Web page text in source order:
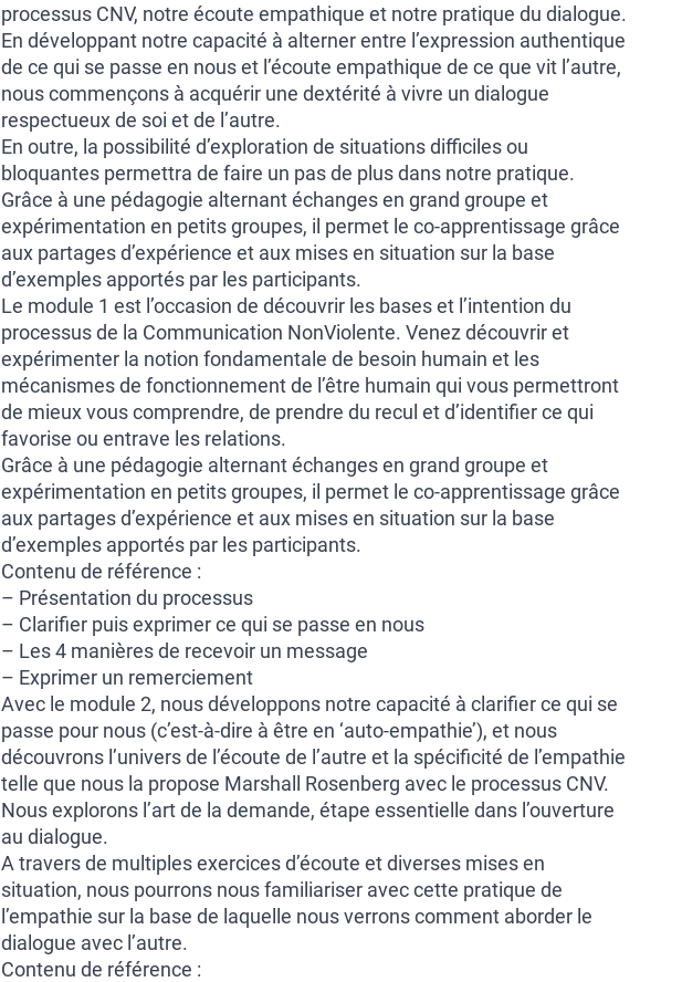
processus CNV, notre écoute empathique et notre pratique du dialogue.
En développant notre capacité à alterner entre l’expression authentique
de ce qui se passe en nous et l’écoute empathique de ce que vit l’autre,
nous commençons à acquérir une dextérité à vivre un dialogue
respectueux de soi et de l’autre.
En outre, la possibilité d’exploration de situations difficiles ou
bloquantes permettra de faire un pas de plus dans notre pratique.
Grâce à une pédagogie alternant échanges en grand groupe et
expérimentation en petits groupes, il permet le co-apprentissage grâce
aux partages d’expérience et aux mises en situation sur la base
d’exemples apportés par les participants.
Le module 1 est l’occasion de découvrir les bases et l’intention du
processus de la Communication NonViolente. Venez découvrir et
expérimenter la notion fondamentale de besoin humain et les
mécanismes de fonctionnement de l’être humain qui vous permettront
de mieux vous comprendre, de prendre du recul et d’identifier ce qui
favorise ou entrave les relations.
Grâce à une pédagogie alternant échanges en grand groupe et
expérimentation en petits groupes, il permet le co-apprentissage grâce
aux partages d’expérience et aux mises en situation sur la base
d’exemples apportés par les participants.
Contenu de référence :
– Présentation du processus
– Clarifier puis exprimer ce qui se passe en nous
– Les 4 manières de recevoir un message
– Exprimer un remerciement
Avec le module 2, nous développons notre capacité à clarifier ce qui se
passe pour nous (c’est-à-dire à être en ‘auto-empathie’), et nous
découvrons l’univers de l’écoute de l’autre et la spécificité de l’empathie
telle que nous la propose Marshall Rosenberg avec le processus CNV.
Nous explorons l’art de la demande, étape essentielle dans l’ouverture
au dialogue.
A travers de multiples exercices d’écoute et diverses mises en
situation, nous pourrons nous familiariser avec cette pratique de
l’empathie sur la base de laquelle nous verrons comment aborder le
dialogue avec l’autre.
Contenu de référence :